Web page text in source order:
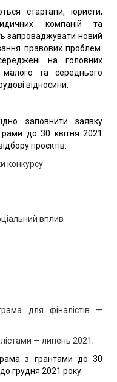
стартапи, юристи,
компаній та
запроваджувати новий
правових проблем.
на головних
та середнього
відносини.
заповнити заявку
до 30 квітня 2021
проєктів:
конкурсу
вплив
для фіналістів —
— липень 2021;
з грантами до 30
грудня 2021 року.